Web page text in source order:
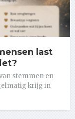
last
stemmen en
krijg in